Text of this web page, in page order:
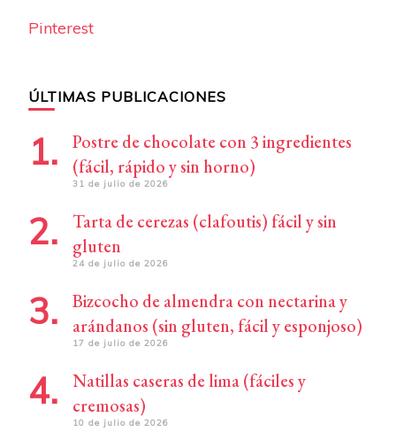
Pinterest
ÚLTIMAS PUBLICACIONES
Postre de chocolate con 3 ingredientes
(fácil, rápido y sin horno)
31 de julio de 2026
Tarta de cerezas (clafoutis) fácil y sin
gluten
24 de julio de 2026
Bizcocho de almendra con nectarina y
arándanos (sin gluten, fácil y esponjoso)
17 de julio de 2026
Natillas caseras de lima (fáciles y
cremosas)
10 de julio de 2026